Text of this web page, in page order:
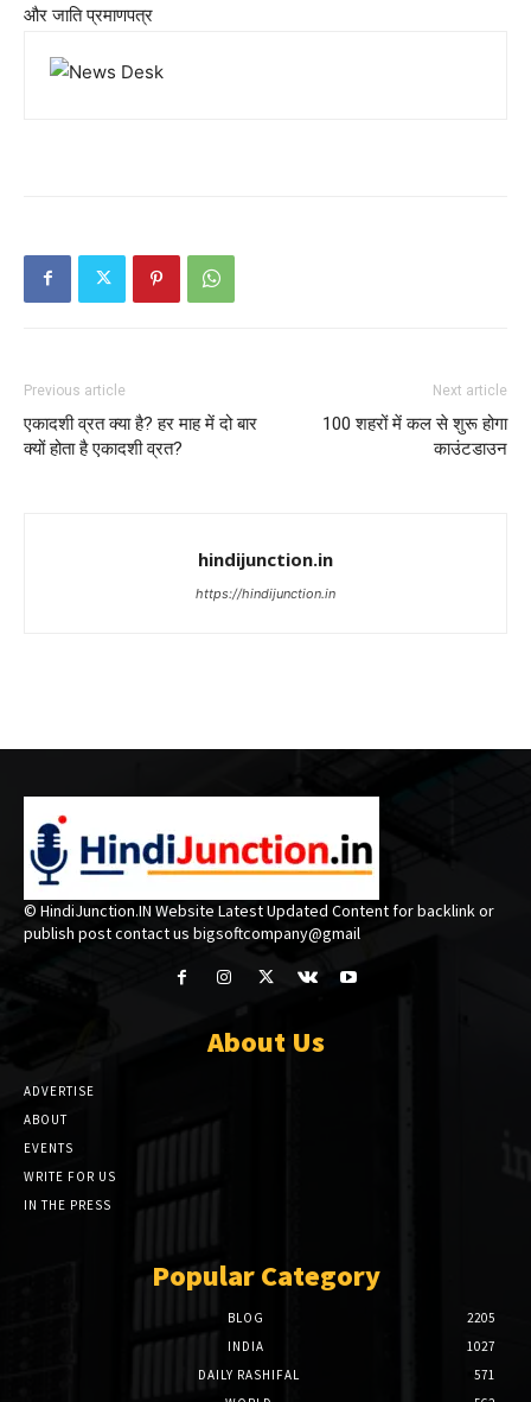
और जाति प्रमाणपत्र
Previous article
एकादशी व्रत क्या है? हर माह में दो बार
क्यों होता है एकादशी व्रत?
Next article
100 शहरों में कल से शुरू होगा
काउंटडाउन
hindijunction.in
https://hindijunction.in
© HindiJunction.IN Website Latest Updated Content for backlink or
publish post contact us bigsoftcompany@gmail
About Us
ADVERTISE
ABOUT
EVENTS
WRITE FOR US
IN THE PRESS
Popular Category
BLOG
2205
INDIA
1027
DAILY RASHIFAL
571